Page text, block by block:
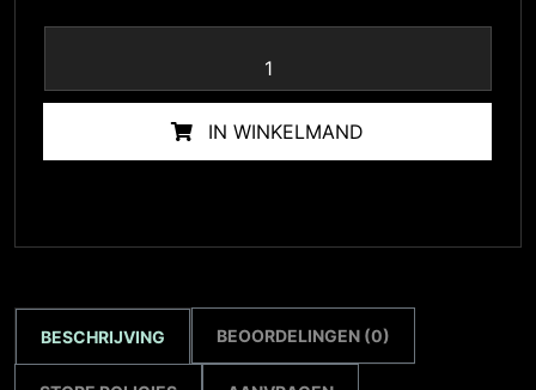
IN WINKELMAND
BESCHRIJVING BEOORDELINGEN (0)